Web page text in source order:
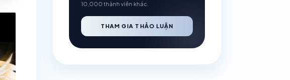
10,000 thành viên khác.
THAM GIA THẢO LUẬN